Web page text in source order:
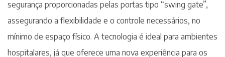
segurança proporcionadas pelas portas tipo “swing gate”,
assegurando a flexibilidade e o controle necessários, no
mínimo de espaço físico. A tecnologia é ideal para ambientes
hospitalares, já que oferece uma nova experiência para os